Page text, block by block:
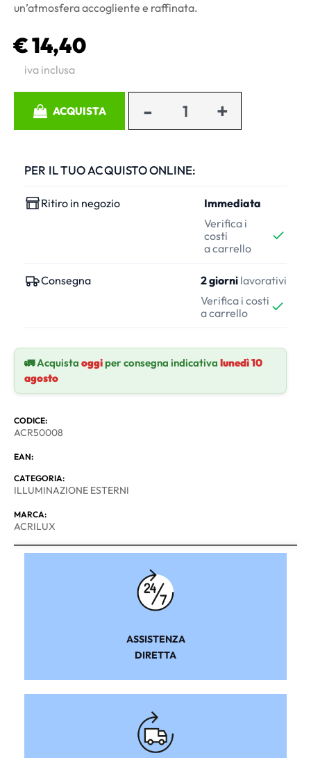
un’atmosfera accogliente e raffinata.
€ 14,40
iva inclusa
ACQUISTA
PER IL TUO ACQUISTO ONLINE:
Ritiro in negozio
Immediata
Verifica i
costi
a carrello
Consegna 2 giorni lavorativi
Verifica i costi
a carrello
🚛 Acquista oggiper consegna indicativa lunedì 10
agosto
CODICE:
ACR50008
EAN:
CATEGORIA:
ILLUMINAZIONE ESTERNI
MARCA:
ACRILUX
ASSISTENZA
DIRETTA